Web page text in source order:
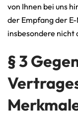
von Ihnen bei uns
der Empfang der
insbesondere
§ 3